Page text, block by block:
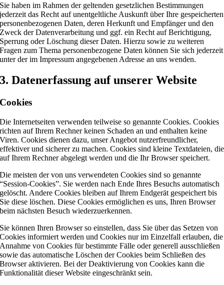
Sie haben im Rahmen der geltenden gesetzlichen Bestimmungen
jederzeit das Recht auf unentgeltliche Auskunft über Ihre gespeicherten
personenbezogenen Daten, deren Herkunft und Empfänger und den
Zweck der Datenverarbeitung und ggf. ein Recht auf Berichtigung,
Sperrung oder Löschung dieser Daten. Hierzu sowie zu weiteren
Fragen zum Thema personenbezogene Daten können Sie sich jederzeit
unter der im Impressum angegebenen Adresse an uns wenden.
3. Datenerfassung auf unserer Website
Cookies
Die Internetseiten verwenden teilweise so genannte Cookies. Cookies
richten auf Ihrem Rechner keinen Schaden an und enthalten keine
Viren. Cookies dienen dazu, unser Angebot nutzerfreundlicher,
effektiver und sicherer zu machen. Cookies sind kleine Textdateien, die
auf Ihrem Rechner abgelegt werden und die Ihr Browser speichert.
Die meisten der von uns verwendeten Cookies sind so genannte
“Session-Cookies”. Sie werden nach Ende Ihres Besuchs automatisch
gelöscht. Andere Cookies bleiben auf Ihrem Endgerät gespeichert bis
Sie diese löschen. Diese Cookies ermöglichen es uns, Ihren Browser
beim nächsten Besuch wiederzuerkennen.
Sie können Ihren Browser so einstellen, dass Sie über das Setzen von
Cookies informiert werden und Cookies nur im Einzelfall erlauben, die
Annahme von Cookies für bestimmte Fälle oder generell ausschließen
sowie das automatische Löschen der Cookies beim Schließen des
Browser aktivieren. Bei der Deaktivierung von Cookies kann die
Funktionalität dieser Website eingeschränkt sein.